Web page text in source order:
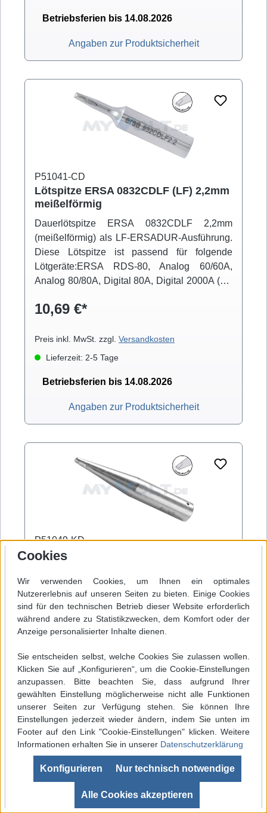
Betriebsferien bis 14.08.2026
Angaben zur Produktsicherheit
P51041-CD
Lötspitze ERSA 0832CDLF (LF) 2,2mm
meißelförmig
Dauerlötspitze ERSA 0832CDLF 2,2mm
(meißelförmig) als LF-ERSADUR-Ausführung.
Diese Lötspitze ist passend für folgende
Lötgeräte:ERSA RDS-80, Analog 60/60A,
Analog 80/80A, Digital 80A, Digital 2000A (mit
(mit Powertool), MS 6000, MS 8000/D, Multi-
Ergotool)
10,69 €*
Preis inkl. MwSt. zzgl. Versandkosten
Lieferzeit: 2-5 Tage
Betriebsferien bis 14.08.2026
Angaben zur Produktsicherheit
P51049-KD
Lötspitze ERSA 0842KD 2,2mm
Dauerlötspitze ERSA 0842KD 2,2mm
(meißelförmig / verlängert) für erhöhten
Wärmebedarf. Diese Lötspitze ist passend für
folgende Lötgeräte:ERSA RDS-80, Analog
2000A (mit Powertool), ELS 8000/M/D, Micro-
Con 60iA (mit Powertool), MS 6000, MS
8000/D, Multi-Pro, Multi-Sprint, Multi-TC, Twin
80A (mit Ergotool)
12,85 €*
Preis inkl. MwSt. zzgl.Versandkosten
Lieferzeit: 2-5 Tage
Betriebsferien bis 14.08.2026
Angaben zur Produktsicherheit
Werkzeugleiste anzeigen
Cookies
Wir verwenden Cookies, um Ihnen ein optimales
Nutzererlebnis auf unseren Seiten zu bieten. Einige Cookies
sind für den technischen Betrieb dieser Website erforderlich
während andere zu Statistikzwecken, dem Komfort oder der
Anzeige personalisierter Inhalte dienen.
Sie entscheiden selbst, welche Cookies Sie zulassen wollen.
Klicken Sie auf „Konfigurieren“, um die Cookie-Einstellungen
anzupassen. Bitte beachten Sie, dass aufgrund Ihrer
gewählten Einstellung möglicherweise nicht alle Funktionen
unserer Seiten zur Verfügung stehen. Sie können Ihre
Einstellungen jederzeit wieder ändern, indem Sie unten im
Footer auf den Link "Cookie-Einstellungen" klicken. Weitere
Informationen erhalten Sie in unserer Datenschutzerklärung
Nur technisch notwendige
Konfigurieren
Alle Cookies akzeptieren
SEHR GUT
Bewertungen bei: ebay.de, shopvote.de ⓘ
Informationen zur Echtheit der Bewertungen